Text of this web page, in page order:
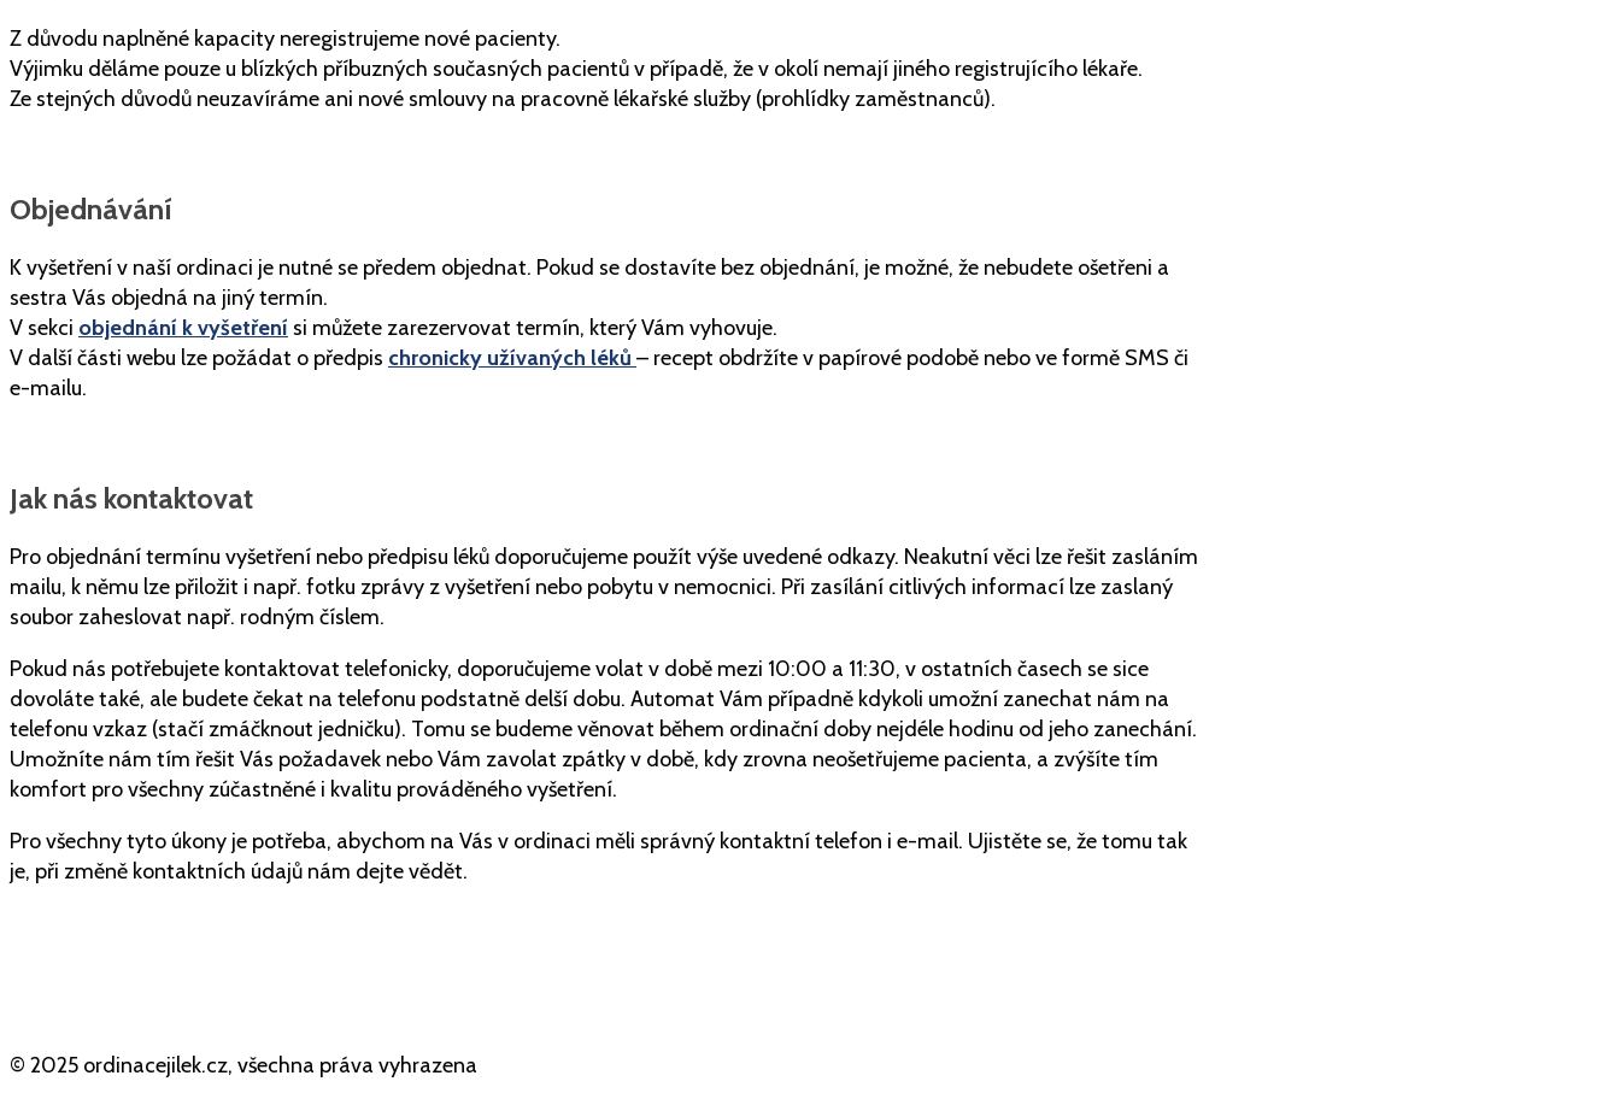
Z důvodu naplněné kapacity neregistrujeme nové pacienty.
Výjimku děláme pouze u blízkých příbuzných současných pacientů v případě, že v okolí nemají jiného registrujícího lékaře.
Ze stejných důvodů neuzavíráme ani nové smlouvy na pracovně lékařské služby (prohlídky zaměstnanců).
Objednávání
K vyšetření v naší ordinaci je nutné se předem objednat. Pokud se dostavíte bez objednání, je možné, že nebudete ošetřeni a
sestra Vás objedná na jiný termín.
V sekci objednání k vyšetření si můžete zarezervovat termín, který Vám vyhovuje.
V další části webu lze požádat o předpis chronicky užívaných léků – recept obdržíte v papírové podobě nebo ve formě SMS či
e-mailu.
Jak nás kontaktovat
Pro objednání termínu vyšetření nebo předpisu léků doporučujeme použít výše uvedené odkazy. Neakutní věci lze řešit zasláním
mailu, k němu lze přiložit i např. fotku zprávy z vyšetření nebo pobytu v nemocnici. Při zasílání citlivých informací lze zaslaný
soubor zaheslovat např. rodným číslem.
Pokud nás potřebujete kontaktovat telefonicky, doporučujeme volat v době mezi 10:00 a 11:30, v ostatních časech se sice
dovoláte také, ale budete čekat na telefonu podstatně delší dobu. Automat Vám případně kdykoli umožní zanechat nám na
telefonu vzkaz (stačí zmáčknout jedničku). Tomu se budeme věnovat během ordinační doby nejdéle hodinu od jeho zanechání.
Umožníte nám tím řešit Vás požadavek nebo Vám zavolat zpátky v době, kdy zrovna neošetřujeme pacienta, a zvýšíte tím
komfort pro všechny zúčastněné i kvalitu prováděného vyšetření.
Pro všechny tyto úkony je potřeba, abychom na Vás v ordinaci měli správný kontaktní telefon i e-mail. Ujistěte se, že tomu tak
je, při změně kontaktních údajů nám dejte vědět.
© 2025 ordinacejilek.cz, všechna práva vyhrazena